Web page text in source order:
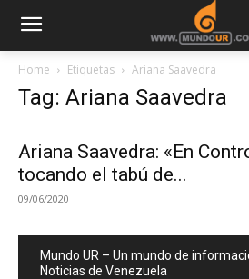
Home Etiquetas Ariana Saavedra
Tag: Ariana Saavedra
Ariana Saavedra: «En
tocando el tabú de...
09/06/2020
Mundo UR – Un mundo de
Noticias de Venezuela